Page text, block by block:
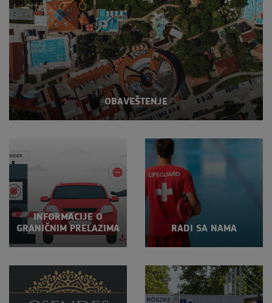
OBAVEŠTENJE
INFORMACIJE O
GRANIČNIM PRELAZIMA
RADI SA NAMA